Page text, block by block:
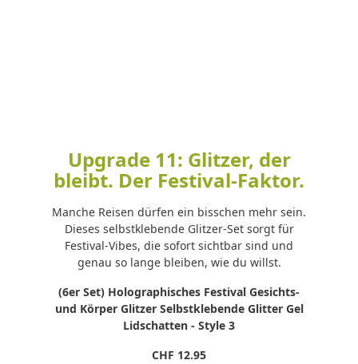
Upgrade 11: Glitzer, der
bleibt. Der Festival-Faktor.
Manche Reisen dürfen ein bisschen mehr sein.
Dieses selbstklebende Glitzer-Set sorgt für
Festival-Vibes, die sofort sichtbar sind und
genau so lange bleiben, wie du willst.
(6er Set) Holographisches Festival Gesichts-
und Körper Glitzer Selbstklebende Glitter Gel
Lidschatten - Style 3
CHF 12.95